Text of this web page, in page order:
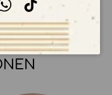
WhatsApp
TikTok